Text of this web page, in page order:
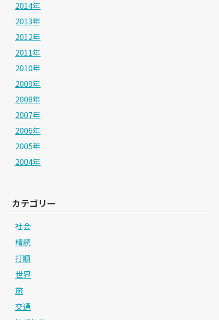
2014年
2013年
2012年
2011年
2010年
2009年
2008年
2007年
2006年
2005年
2004年
カテゴリー
社会
精読
打順
世界
旅
交通